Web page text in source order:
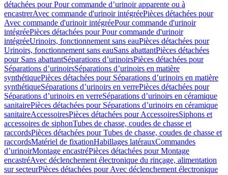
détachées pour Pour commande d’urinoir apparente ou à
encastrerAvec commande d'urinoir intégréePièces détachées pour
Avec commande d'urinoir intégréePour commande d'urinoir
intégréePièces détachées pour Pour commande d'urinoir
intégréeUrinoirs, fonctionnement sans eauPièces détachées pour
Urinoirs, fonctionnement sans eauSans abattantPièces détachées
pour Sans abattantSéparations d’urinoirsPièces détachées pour
Séparations d’urinoirsSéparations d’urinoirs en matière
synthétiquePièces détachées pour Séparations d’urinoirs en matière
synthétiqueSéparations d’urinoirs en verrePièces détachées pour
Séparations d’urinoirs en verreSéparations d’urinoirs en céramique
sanitairePièces détachées pour Séparations d’urinoirs en céramique
sanitaireAccessoiresPièces détachées pour AccessoiresSiphons et
accessoires de siphonTubes de chasse, coudes de chasse et
raccordsPièces détachées pour Tubes de chasse, coudes de chasse et
raccordsMatériel de fixationHabillages latérauxCommandes
dʼurinoirMontage encastréPièces détachées pour Montage
encastréAvec déclenchement électronique du rinçage, alimentation
sur secteurPièces détachées pour Avec déclenchement électronique